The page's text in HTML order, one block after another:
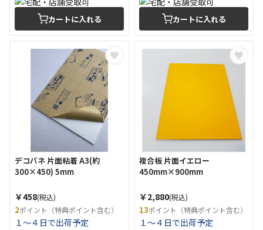
カートに入れる カートに入れる
デコパネ 片面粘着 A3(約
300×450) 5mm
￥458(税込)
2ポイント（特典ポイント含む）
１～４日で出荷予定
複合板 片面イエロー
450mm×900mm
￥2,880(税込)
13ポイント（特典ポイント含む）
１～４日で出荷予定